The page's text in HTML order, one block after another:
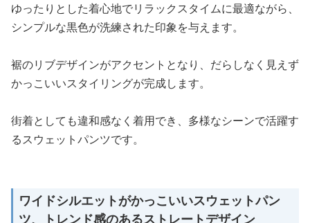
ゆったりとした着心地でリラックスタイムに最適ながら、
シンプルな黒色が洗練された印象を与えます。
裾のリブデザインがアクセントとなり、だらしなく見えず
かっこいいスタイリングが完成します。
街着としても違和感なく着用でき、多様なシーンで活躍す
るスウェットパンツです。
ワイドシルエットがかっこいいスウェットパン
ツ、トレンド感のあるストレートデザイン